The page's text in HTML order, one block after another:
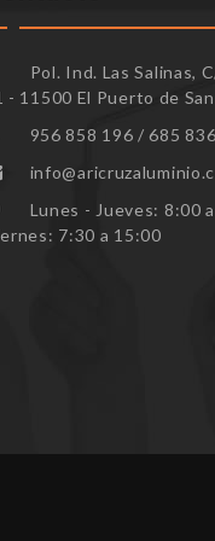
Pol. Ind. Las Salinas,
- 11500 El Puerto de
956 858 196 / 685
Lunes - Jueves: 8:00
7:30 a 15:00